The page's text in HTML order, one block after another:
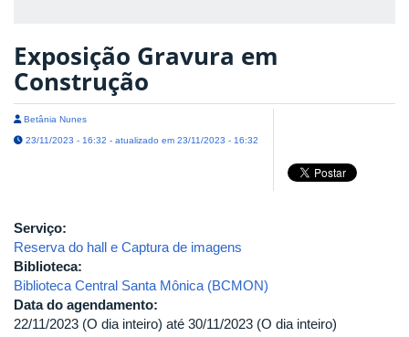
Exposição Gravura em
Construção
Betânia Nunes
23/11/2023 - 16:32 - atualizado em 23/11/2023 - 16:32
Serviço:
Reserva do hall e Captura de imagens
Biblioteca:
Biblioteca Central Santa Mônica (BCMON)
Data do agendamento:
22/11/2023 (O dia inteiro) até 30/11/2023 (O dia inteiro)